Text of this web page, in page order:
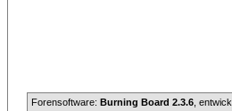
Forensoftware: Burning Board 2.3.6 ,